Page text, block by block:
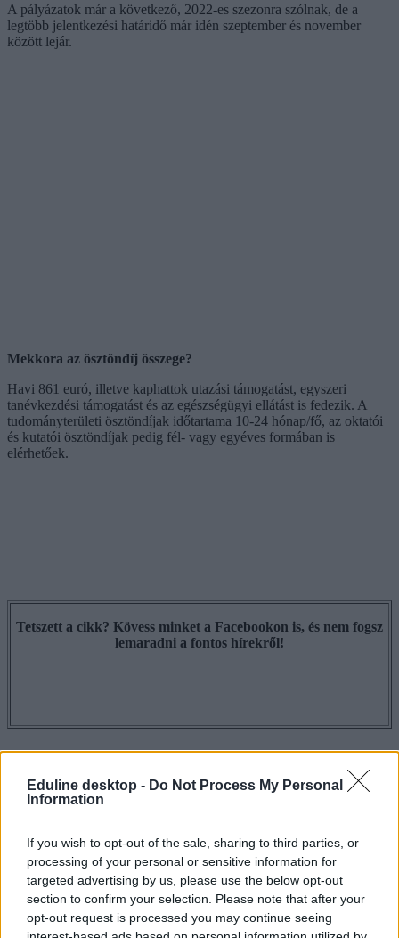
Eduline desktop - Do Not Process My Personal
Information
If you wish to opt-out of the sale, sharing to third parties, or
processing of your personal or sensitive information for
targeted advertising by us, please use the below opt-out
section to confirm your selection. Please note that after your
opt-out request is processed you may continue seeing
A pályázatok már a következő, 2022-es szezonra szólnak, de a
legtöbb jelentkezési határidő már idén szeptember és november
között lejár.
Mekkora az ösztöndíj összege?
Havi 861 euró, illetve kaphattok utazási támogatást, egyszeri
tanévkezdési támogatást és az egészségügyi ellátást is fedezik. A
tudományterületi ösztöndíjak időtartama 10-24 hónap/fő, az oktatói
és kutatói ösztöndíjak pedig fél- vagy egyéves formában is
elérhetőek.
Tetszett a cikk? Kövess minket a Facebookon is, és nem fogsz
lemaradni a fontos hírekről!